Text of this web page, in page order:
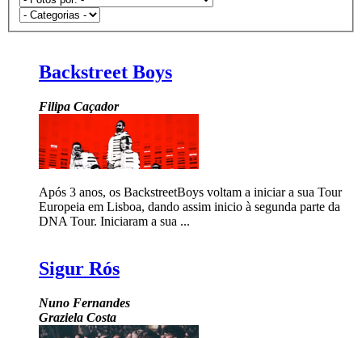
Backstreet Boys
Filipa Caçador
Após 3 anos, os BackstreetBoys voltam a iniciar a sua Tour
Europeia em Lisboa, dando assim inicio à segunda parte da
DNA Tour. Iniciaram a sua ...
Sigur Rós
Nuno Fernandes
Graziela Costa